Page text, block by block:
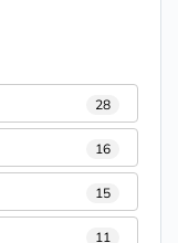
28
16
15
11